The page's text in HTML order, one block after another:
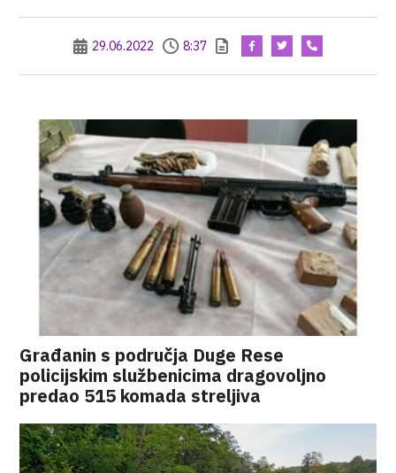
29.06.2022 8:37
Građanin s područja Duge Rese
policijskim službenicima dragovoljno
predao 515 komada streljiva